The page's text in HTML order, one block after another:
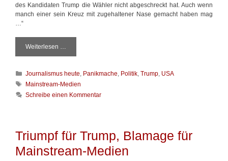
des Kandidaten Trump die Wähler nicht abgeschreckt hat. Auch wenn
manch einer sein Kreuz mit zugehaltener Nase gemacht haben mag
…“
Weiterlesen …
e
e
n
T
w
e
i
K
a
t
n
Journalismus heute, Panikmache, Politik,Trump, USA
S
c
g
w
ö
r
Mainstream-Medien
Schreibe einen Kommentar
Triumpf für Trump, Blamage für
Mainstream-Medien